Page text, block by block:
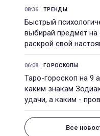
08:36 ТРЕНДЫ
Быстрый
выбирай предмет на
раскрой свой
06:08 ГОРОСКОПЫ
Таро-гороскоп на 9
каким знакам
удачи, а каким -
Все